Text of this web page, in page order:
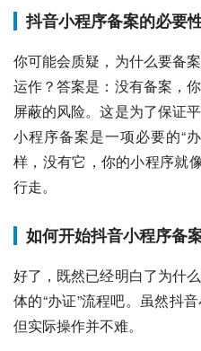
抖音小程序备案的必要
你可能会质疑，为什么要备
运作？答案是：没有备案，
屏蔽的风险。这是为了保证
小程序备案是一项必要的“
样，没有它，你的小程序就
行走。
如何开始抖音小程序备
好了，既然已经明白了为什
体的“办证”流程吧。虽然抖
但实际操作并不难。